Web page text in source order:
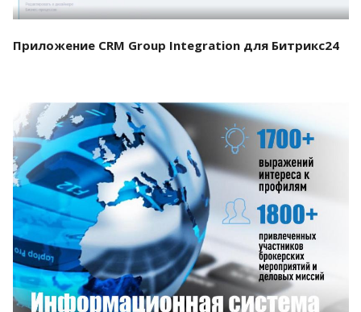
Приложение CRM Group Integration для Битрикс24
Смотреть проект